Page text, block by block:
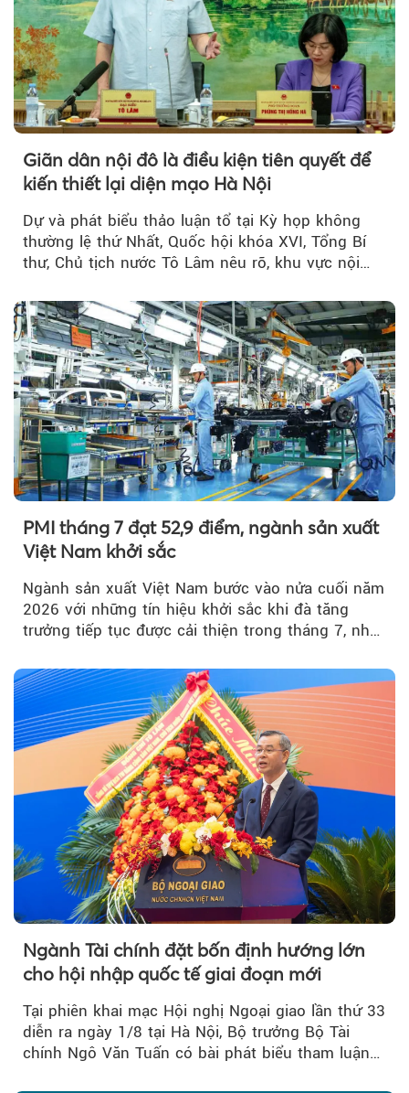
Giãn dân nội đô là điều kiện tiên quyết để
kiến thiết lại diện mạo Hà Nội
Dự và phát biểu thảo luận tổ tại Kỳ họp không
thường lệ thứ Nhất, Quốc hội khóa XVI, Tổng Bí
thư, Chủ tịch nước Tô Lâm nêu rõ, khu vực nội
PMI tháng 7 đạt 52,9 điểm, ngành sản xuất
Việt Nam khởi sắc
Ngành sản xuất Việt Nam bước vào nửa cuối năm
2026 với những tín hiệu khởi sắc khi đà tăng
trưởng tiếp tục được cải thiện trong tháng 7, nhờ
nhiệt và niềm tin kinh doanh dần phục hồi.
Ngành Tài chính đặt bốn định hướng lớn
cho hội nhập quốc tế giai đoạn mới
Tại phiên khai mạc Hội nghị Ngoại giao lần thứ 33
diễn ra ngày 1/8 tại Hà Nội, Bộ trưởng Bộ Tài
chính Ngô Văn Tuấn có bài phát biểu tham luận